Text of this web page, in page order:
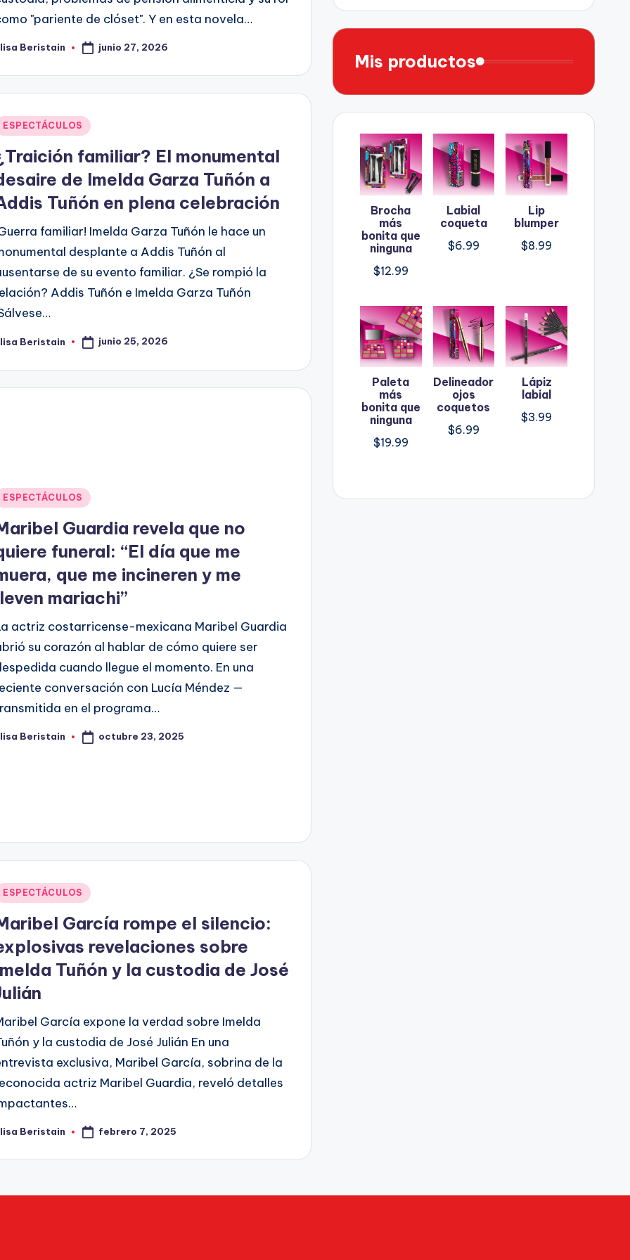
"pariente de clóset". Y en esta novela…
Beristain junio 27, 2026
ESPECTÁCULOS
familiar? El monumental
de Imelda Garza Tuñón a
Tuñón en plena celebración
familiar! Imelda Garza Tuñón le hace un
desplante a Addis Tuñón al
de su evento familiar. ¿Se rompió la
Addis Tuñón e Imelda Garza Tuñón
Beristain junio 25, 2026
ESPECTÁCULOS
Guardia revela que no
funeral: “El día que me
que me incineren y me
mariachi”
actriz costarricense-mexicana Maribel Guardia
su corazón al hablar de cómo quiere ser
cuando llegue el momento. En una
conversación con Lucía Méndez —
en el programa…
Beristain octubre 23, 2025
ESPECTÁCULOS
García rompe el silencio:
revelaciones sobre
Tuñón y la custodia de José
García expone la verdad sobre Imelda
y la custodia de José Julián En una
exclusiva, Maribel García, sobrina de la
actriz Maribel Guardia, reveló detalles
Beristain febrero 7, 2025
Mis productos
Brocha
más
bonita que
ninguna
$12.99
Labial
coqueta
$6.99
Lip
blumper
$8.99
Paleta
más
bonita que
ninguna
$19.99
Delineador
ojos
coquetos
$6.99
Lápiz
labial
$3.99